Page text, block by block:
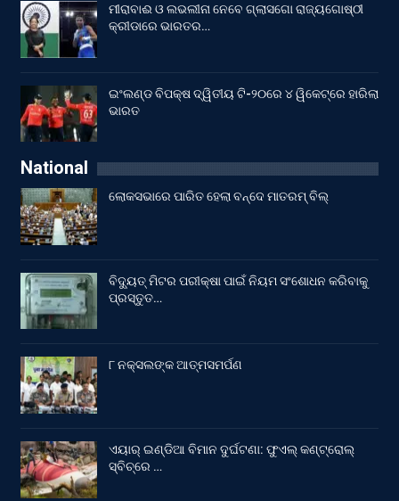
ମୀରାବାଈ ଓ ଲଭଲୀନା ନେବେ ଗ୍ଲାସଗୋ ରାଜ୍ୟଗୋଷ୍ଠୀ
କ୍ରୀଡାରେ ଭାରତର…
ଇଂଲଣ୍ଡ ବିପକ୍ଷ ଦ୍ୱିତୀୟ ଟି-୨୦ରେ ୪ ୱିକେଟ୍‌ରେ ହାରିଲା
ଭାରତ
National
ଲୋକସଭାରେ ପାରିତ ହେଲା ବନ୍ଦେ ମାତରମ୍‌ ବିଲ୍‌
ବିଦ୍ୟୁତ୍ ମିଟର ପରୀକ୍ଷା ପାଇଁ ନିୟମ ସଂଶୋଧନ କରିବାକୁ
ପ୍ରସ୍ତୁତ…
୮ ନକ୍ସଲଙ୍କ ଆତ୍ମସମର୍ପଣ
ଏୟାର୍ ଇଣ୍ଡିଆ ବିମାନ ଦୁର୍ଘଟଣା: ଫୁଏଲ୍‌ କଣ୍ଟ୍ରୋଲ୍‌
ସ୍ବିଚ୍‌ରେ …